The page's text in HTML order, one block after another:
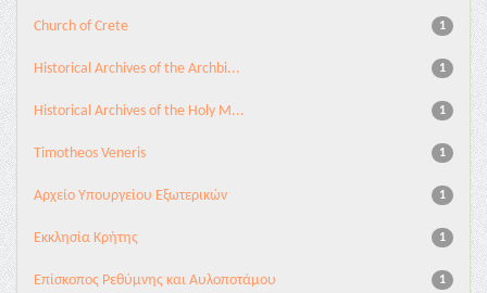
1
Church of Crete
1
Historical Archives of the Archbi...
1
Historical Archives of the Holy M...
1
Timotheos Veneris
1
Αρχείο Υπουργείου Εξωτερικών
1
Εκκλησία Κρήτης
1
Επίσκοπος Ρεθύμνης και Αυλοποτάμου